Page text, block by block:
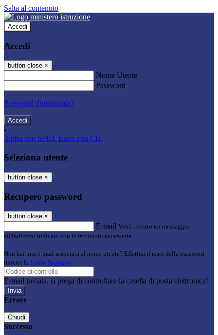
Salta al contenuto
Accedi
Accedi
button close ×
Nome Utente
Password
Password dimenticata?
-
Entra con SPID Entra con CIE
Seleziona utente
button close ×
Recupero password
button close ×
E-mail Verrà inviato un messaggio
all'indirizzo indicato con le istruzioni necessarie.
Non hai una e-mail associata al nome utente? Effettua il reset della password
tramite la Login Spaggiari
E-mail inviata, si prega di controllare la casella di posta elettronica!
Errore
Chiudi
Successo